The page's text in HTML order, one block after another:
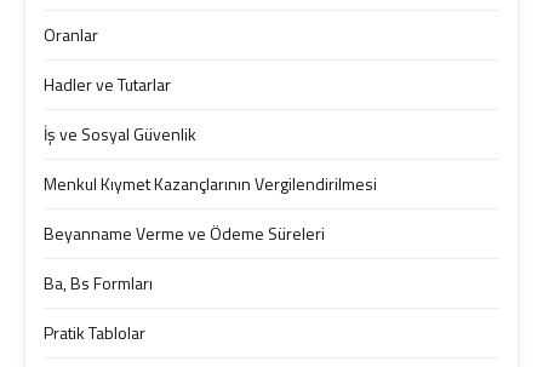
Oranlar
Hadler ve Tutarlar
İş ve Sosyal Güvenlik
Menkul Kıymet Kazançlarının Vergilendirilmesi
Beyanname Verme ve Ödeme Süreleri
Ba, Bs Formları
Pratik Tablolar